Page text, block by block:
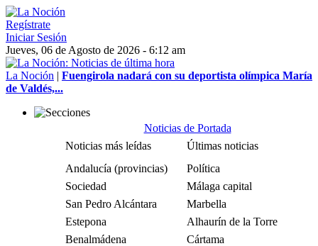
Regístrate
Iniciar Sesión
Jueves, 06 de Agosto de 2026 - 6:12 am
La Noción | Fuengirola nadará con su deportista olímpica María
de Valdés,...
Noticias de Portada
Noticias más leídas
Últimas noticias
Andalucía (provincias)
Política
Sociedad
Málaga capital
San Pedro Alcántara
Marbella
Estepona
Alhaurín de la Torre
Benalmádena
Cártama